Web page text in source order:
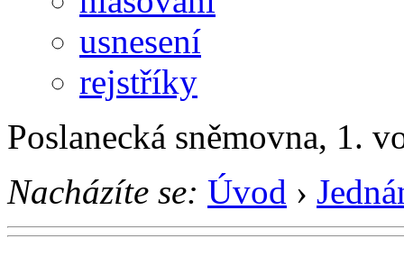
usnesení
rejstříky
Poslanecká sněmovna, 1.
Nacházíte se: Úvod ›